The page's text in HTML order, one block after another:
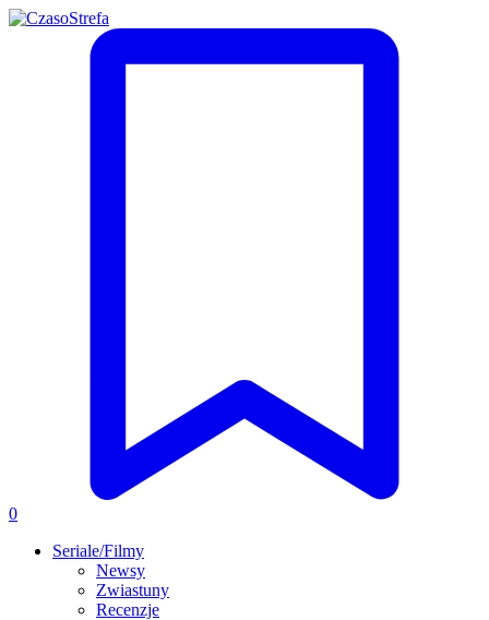
0
Seriale/Filmy
Newsy
Zwiastuny
Recenzje